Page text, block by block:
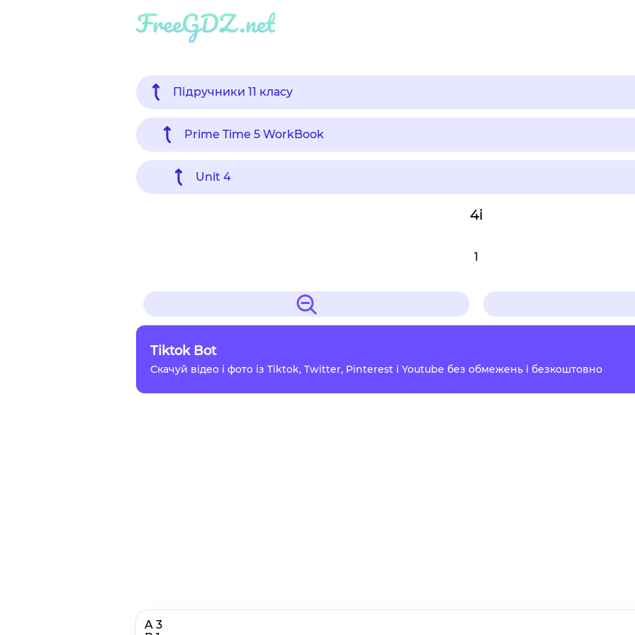
FreeGDZ.net
Підручники 11 класу
Prime Time 5 WorkBook
Unit 4
4i
1
Tiktok Bot
Скачуй відео і фото із Tiktok, Twitter, Pinterest і Youtube без обмежень і безкоштовно
A 3